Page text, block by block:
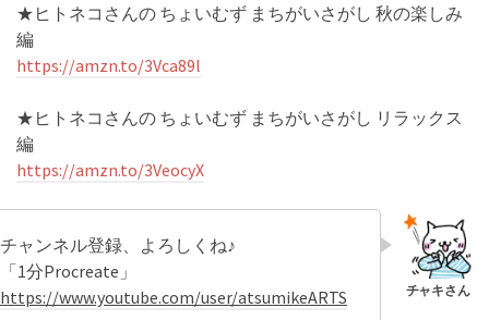
★ヒトネコさんの ちょいむず まちがいさがし 秋の楽しみ
編
https://amzn.to/3Vca89l
★ヒトネコさんの ちょいむず まちがいさがし リラックス
編
https://amzn.to/3VeocyX
チャンネル登録、よろしくね♪
「1分Procreate」
https://www.youtube.com/user/atsumikeARTS